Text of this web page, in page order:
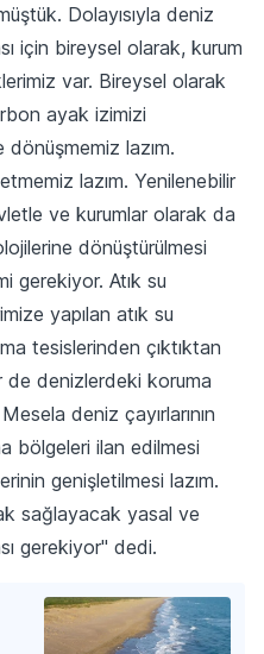
Dolayısıyla deniz
için bireysel olarak, kurum
var. Bireysel olarak
ayak izimizi
lazım.
lazım. Yenilenebilir
ve kurumlar olarak da
dönüştürülmesi
gerekiyor. Atık su
yapılan atık su
tesislerinden çıktıktan
de denizlerdeki koruma
deniz çayırlarının
bölgeleri ilan edilmesi
genişletilmesi lazım.
sağlayacak yasal ve
gerekiyor" dedi.